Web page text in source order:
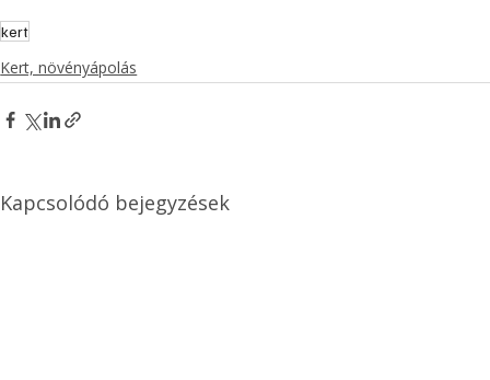
kert
Kert, növényápolás
Kapcsolódó bejegyzések